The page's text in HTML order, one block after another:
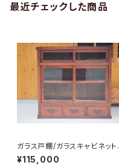
最近チェックした商品
ガラス戸棚/ガラスキャビネット/
食器棚/飾り棚/No.0222
¥115,000